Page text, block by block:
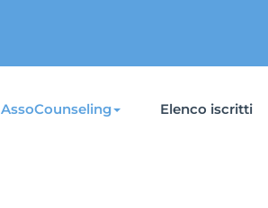
AssoCounseling Elenco iscritti